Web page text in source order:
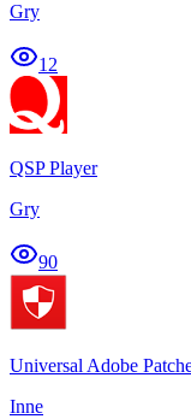
Gry
12
QSP Player
Gry
90
Universal Adobe
Inne